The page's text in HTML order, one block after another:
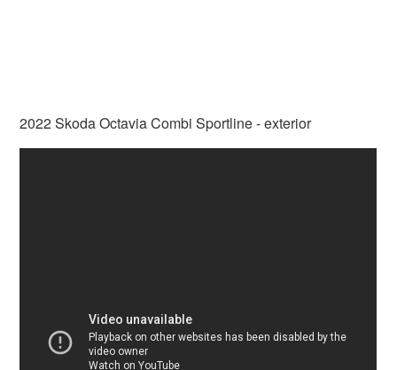
2022 Skoda Octavia Combi Sportline - exterior